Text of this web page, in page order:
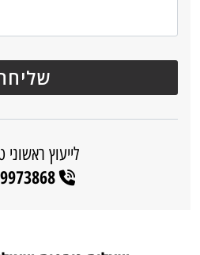
לייעוץ ראשוני
077-9973868